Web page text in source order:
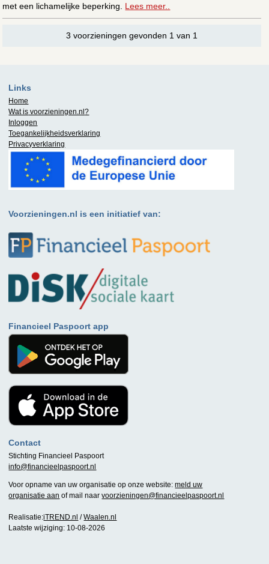
met een lichamelijke beperking. Lees meer..
3 voorzieningen gevonden 1 van 1
Links
Home
Wat is voorzieningen.nl?
Inloggen
Toegankelijkheidsverklaring
Privacyverklaring
Voorzieningen.nl is een initiatief van:
Financieel Paspoort app
Contact
Stichting Financieel Paspoort
info@financieelpaspoort.nl
Voor opname van uw organisatie op onze website:meld uw
organisatie aan of mail naarvoorzieningen@financieelpaspoort.nl
Realisatie:iTREND.nl /Waalen.nl
Laatste wijziging: 10-08-2026